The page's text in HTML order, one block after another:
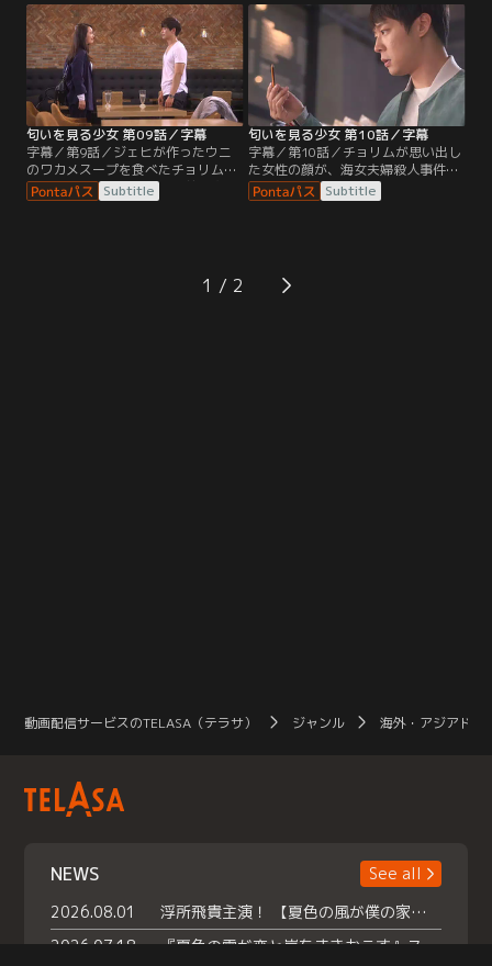
な中、ムガクは劇団で裏方の仕事ば
かりしているチョリムを食事に誘
い、これからも捜査に協力してもら
いたいから、漫才のネタは今まで以
上に面白く書いてほしいと頼む。
翌日、ジェヒはムガクが犯人の顔を
見たことを知り、差し入れを持って
病院を訪れるが…。その後、無事退
院したムガクのために、チョリムは
トッポッキ作りに挑戦。
匂いを見る少女 第09話／字幕
字幕／第9話／ジェヒが作ったウニ
のワカメスープを食べたチョリム
は、懐かしい味にムガクの前で突然
涙を流す。40代女性の顔が思い浮か
捜査班の刑事たちは殺人犯の手がか
りをつかめず、焦りを募らせてい
Subtitle
匂いを見る少女 第10話／字幕
字幕／第10話／チョリムが思い出し
た女性の顔が、海女夫婦殺人事件の
被害者と瓜二つだった為、ヨム・ミ
はチョリムの住民票を調べる。父親
リムはひょんなことから交通事故の
瞬間を思い出す。そんな中、ムガク
Subtitle
1
動画配信サービスのTELASA（テラサ） ジャンル 海外・アジアドラ
NEWS
See all
2026.08.01
浮所飛貴主演！ 【夏色の風が僕の家にやってきた】 本日よりテラサで独占配信スタート！
2026.07.18
『夏色の雲が恋と嵐をまきおこす』スペシャルメイキング 【Part1】2026年７月18日（土）23時30分～配信スタート！話題のシーンの裏側を大公開！豪華キャスト大集合！ 『武宮家 真夏の家族会議』開催！